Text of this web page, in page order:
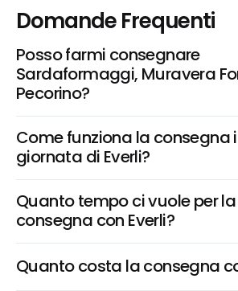
Domande Frequenti
Posso farmi consegnare
Sardaformaggi, Muravera
Pecorino?
Come funziona la consegna
giornata di Everli?
Quanto tempo ci vuole per la
consegna con Everli?
Quanto costa la consegna